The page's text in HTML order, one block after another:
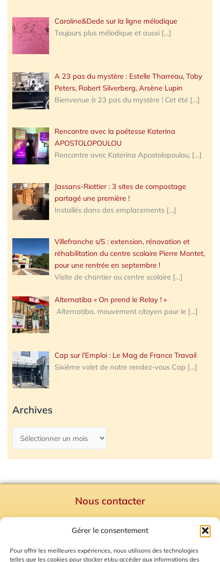
Gérer le consentement
Pour offrir les meilleures expériences, nous utilisons des technologies
telles que les cookies pour stocker et/ou accéder aux informations des
Caroline&Dede sur la ligne mélodique
Toujours plus mélodique et aussi […]
A 23 pas du mystère : Estelle Tharreau, Toby
Peters, Robert Silverberg, Arsène Lupin
Bienvenue à 23 pas du mystère ! Cet été […]
Rencontre avec la poétesse Katerina
APOSTOLOPOULOU
Rencontre avec Katerina Apostolopoulou, […]
Jassans-Riottier : 3 sites de compostage
partagé une première !
Installés dans des emplacements […]
Villefranche s/S : extension, rénovation et
réhabilitation du centre scolaire Pierre Montet,
pour une rentrée en septembre !
Visite de chantier au centre scolaire […]
Alternatiba « On prend le Relay ! »
Alternatiba, mouvement citoyen pour le […]
Cap sur l’Emploi : Le Mag de France Travail
Sixième volet de notre rendez-vous Cap […]
Archives
Nous contacter
Mentions Légales
Plan du site